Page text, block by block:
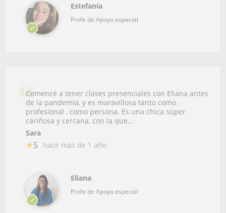
Estefanía
Profe de Apoyo especial
Comencé a tener clases presenciales con Eliana antes
de la pandemia, y es maravillosa tanto como
profesional , como persona. Es una chica súper
cariñosa y cercana, con la que...
Sara
5 hace más de 1 año
Eliana
Profe de Apoyo especial